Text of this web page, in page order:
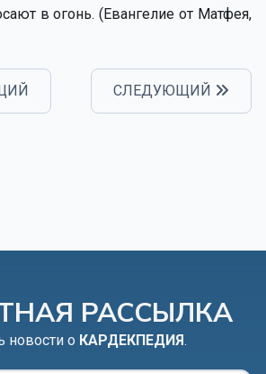
в огонь. (Евангелие от Матфея,
СЛЕДУЮЩИЙ
РАССЫЛКА
новости о КАРДЕКПЕДИЯ.